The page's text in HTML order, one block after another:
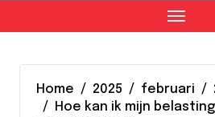
Home 2025 februari
Hoe kan ik mijn